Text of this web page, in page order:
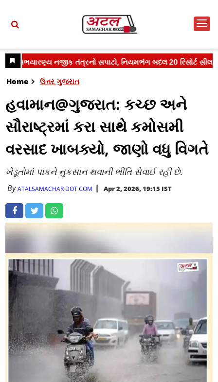
Home ઉત્તર ગુજરાત
હવામાન@ગુજરાત: કચ્છ અને
સૌરાષ્ટ્રમાં કરા સાથે કમોસમી
વરસાદ ખાબક્યો, જાણો વધુ વિગતે
ખેડૂતોમાં પાકને નુકસાન થવાની ભીતિ સેવાઈ રહી છે.
ByATALSAMACHAR DOT COM Apr 2, 2026, 19:15 IST